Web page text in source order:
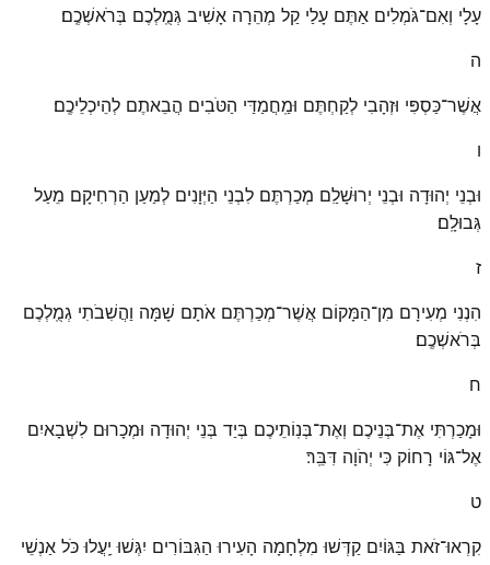
עָלָי וְאִם־גֹּמְלִים אַתֶּם עָלַי קַל מְהֵרָה אָשִׁיב גְּמֻֽלְכֶם בְּרֹאשְׁכֶֽם׃
ה
אֲשֶׁר־כַּסְפִּי וּזְהָבִי לְקַחְתֶּם וּמַֽחֲמַדַּי הַטֹּבִים הֲבֵאתֶם לְהֵיכְלֵיכֶֽם׃
ו
וּבְנֵי יְהוּדָה וּבְנֵי יְרוּשָׁלַ͏ִם מְכַרְתֶּם לִבְנֵי הַיְּוָנִים לְמַעַן הַרְחִיקָם מֵעַל
גְּבוּלָֽם׃
ז
הִנְנִי מְעִירָם מִן־הַמָּקוֹם אֲשֶׁר־מְכַרְתֶּם אֹתָם שָׁמָּה וַהֲשִׁבֹתִי גְמֻֽלְכֶם
בְּרֹאשְׁכֶֽם׃
ח
וּמָכַרְתִּי אֶת־בְּנֵיכֶם וְאֶת־בְּנֽוֹתֵיכֶם בְּיַד בְּנֵי יְהוּדָה וּמְכָרוּם לִשְׁבָאיִם
אֶל־גּוֹי רָחוֹק כִּי יְהֹוָה דִּבֵּֽר׃
ט
קִרְאוּ־זֹאת בַּגּוֹיִם קַדְּשׁוּ מִלְחָמָה הָעִירוּ הַגִּבּוֹרִים יִגְּשׁוּ יַֽעֲלוּ כֹּל אַנְשֵׁי